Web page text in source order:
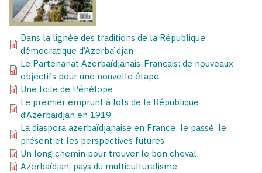
Dans la lignée des traditions de la République
démocratique d’Azerbaïdjan
Le Partenariat Azerbaïdjanais-Français: de nouveaux
objectifs pour une nouvelle étape
Une toile de Pénélope
Le premier emprunt à lots de la République
d’Azerbaïdjan en 1919
La diaspora azerbaïdjanaise en France: le passé, le
présent et les perspectives futures
Un long chemin pour trouver le bon cheval
Azerbaïdjan, pays du multiculturalisme